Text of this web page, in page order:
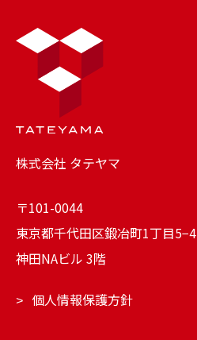
株式会社 タテヤマ
〒101-0044
東京都千代田区鍛冶町1丁目5−4
神田NAビル 3階
個人情報保護方針